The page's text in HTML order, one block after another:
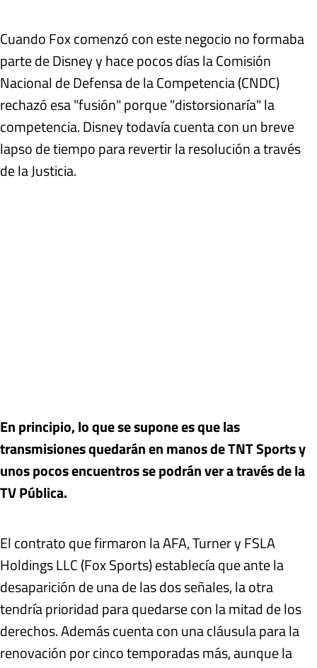
Cuando Fox comenzó con este negocio no formaba
parte de Disney y hace pocos días la Comisión
Nacional de Defensa de la Competencia (CNDC)
rechazó esa "fusión" porque "distorsionaría" la
competencia. Disney todavía cuenta con un breve
lapso de tiempo para revertir la resolución a través
de la Justicia.
En principio, lo que se supone es que las
transmisiones quedarán en manos de TNT Sports y
unos pocos encuentros se podrán ver a través de la
TV Pública.
El contrato que firmaron la AFA, Turner y FSLA
Holdings LLC (Fox Sports) establecía que ante la
desaparición de una de las dos señales, la otra
tendría prioridad para quedarse con la mitad de los
derechos. Además cuenta con una cláusula para la
renovación por cinco temporadas más, aunque la